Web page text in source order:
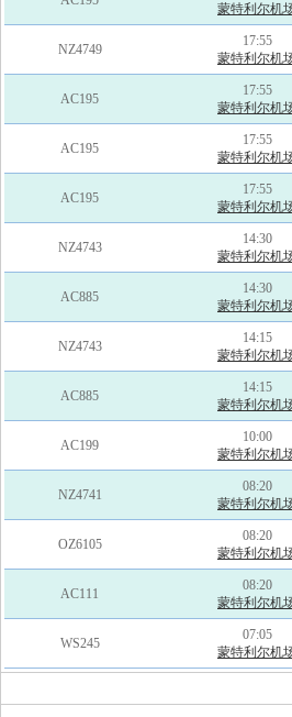
蒙特利尔机
NZ4749
17:55
蒙特利尔机
AC195
17:55
蒙特利尔机
AC195
17:55
蒙特利尔机
AC195
17:55
蒙特利尔机
NZ4743
14:30
蒙特利尔机
AC885
14:30
蒙特利尔机
NZ4743
14:15
蒙特利尔机
AC885
14:15
蒙特利尔机
AC199
10:00
蒙特利尔机
NZ4741
08:20
蒙特利尔机
OZ6105
08:20
蒙特利尔机
AC111
08:20
蒙特利尔机
WS245
07:05
蒙特利尔机